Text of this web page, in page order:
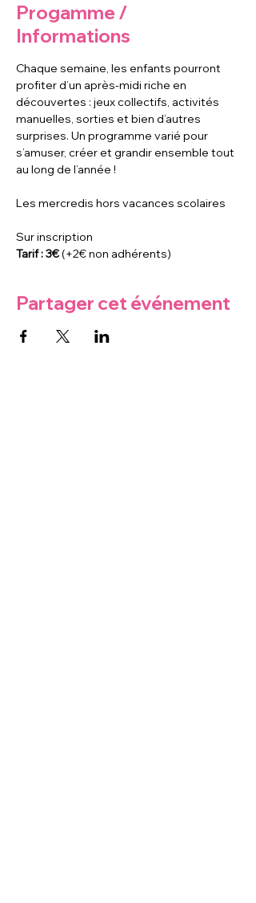
Progamme /
Informations
Chaque semaine, les enfants pourront
profiter d’un après-midi riche en
découvertes : jeux collectifs, activités
manuelles, sorties et bien d’autres
surprises. Un programme varié pour
s’amuser, créer et grandir ensemble tout
au long de l’année !
Les mercredis hors vacances scolaires
Sur inscription
Tarif : 3€ (+2€ non adhérents)
Partager cet événement